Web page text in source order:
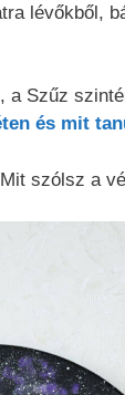
lévőkből,
Szűz
és mit
szólsz a